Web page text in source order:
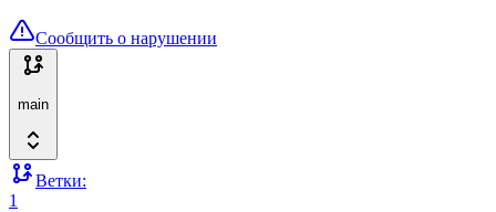
Сообщить о нарушении
main
Ветки:
1